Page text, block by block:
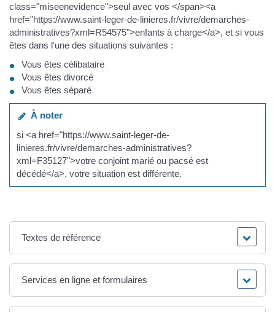
class="miseenevidence">seul avec vos </span><a
href="https://www.saint-leger-de-linieres.fr/vivre/demarches-
administratives?xml=R54575">enfants à charge</a>, et si vous
êtes dans l'une des situations suivantes :
Vous êtes célibataire
Vous êtes divorcé
Vous êtes séparé
À noter
si <a href="https://www.saint-leger-de-
linieres.fr/vivre/demarches-administratives?
xml=F35127">votre conjoint marié ou pacsé est
décédé</a>, votre situation est différente.
Textes de référence
Services en ligne et formulaires